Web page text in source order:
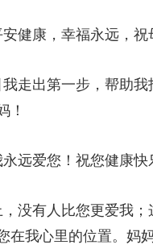
健康，幸福永远，祝
走出第一步，帮助我
！
远爱您！祝您健康快
没有人比您更爱我
在我心里的位置。妈